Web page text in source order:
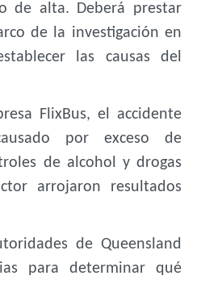
de alta. Deberá prestar
de la investigación en
las causas del
FlixBus, el accidente
por exceso de
de alcohol y drogas
arrojaron resultados
de Queensland
para determinar qué